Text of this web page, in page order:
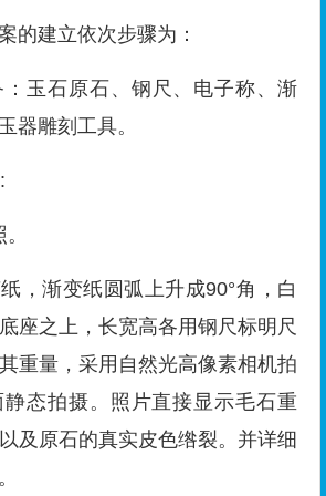
的建立依次步骤为：
玉石原石、钢尺、电子称、渐
器雕刻工具。
，渐变纸圆弧上升成90°角，白
座之上，长宽高各用钢尺标明尺
重量，采用自然光高像素相机拍
态拍摄。照片直接显示毛石重
及原石的真实皮色绺裂。并详细